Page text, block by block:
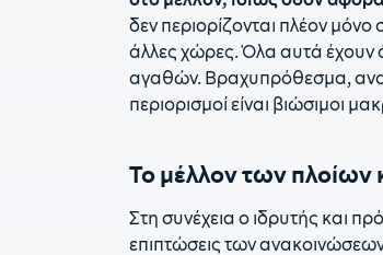
δεν περιορίζονται πλέον
άλλες χώρες. Όλα αυτά έχουν
αγαθών. Βραχυπρόθεσμα,
περιορισμοί είναι βιώσιμοι
Το μέλλον των πλοίων
Στη συνέχεια ο ιδρυτής και
επιπτώσεις των